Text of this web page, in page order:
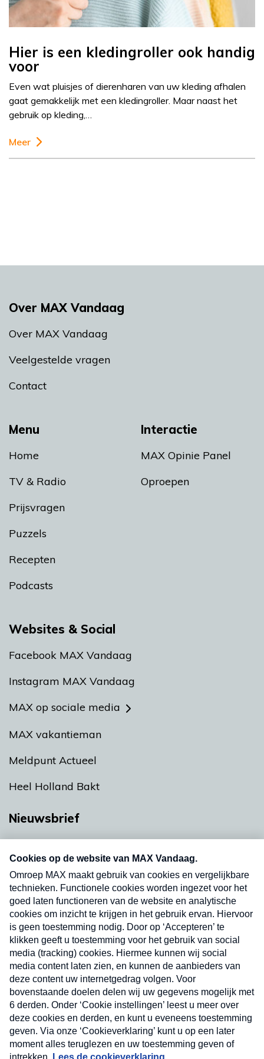
Hier is een kledingroller ook handig
voor
Even wat pluisjes of dierenharen van uw kleding afhalen
gaat gemakkelijk met een kledingroller. Maar naast het
gebruik op kleding,…
Meer
Menu
Home
TV & Radio
Prijsvragen
Puzzels
Recepten
Podcasts
Interactie
MAX Opinie Panel
Oproepen
Over MAX Vandaag
Over MAX Vandaag
Veelgestelde vragen
Contact
Websites & Social
Facebook MAX Vandaag
Instagram MAX Vandaag
MAX op sociale media
MAX vakantieman
Meldpunt Actueel
Heel Holland Bakt
Nieuwsbrief
Neem hier een gratis abonnement op onze
nieuwsbrief. Elke vrijdag- en dinsdagochtend in
uw mailbox.
Verzend
Nieuwsbrief
Neem hier een gratis abonnement op onze
nieuwsbrief. Elke vrijdag- en dinsdagochtend in uw